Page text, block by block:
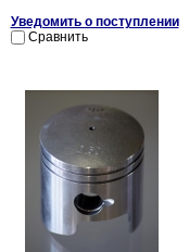
Уведомить о поступлении
Сравнить